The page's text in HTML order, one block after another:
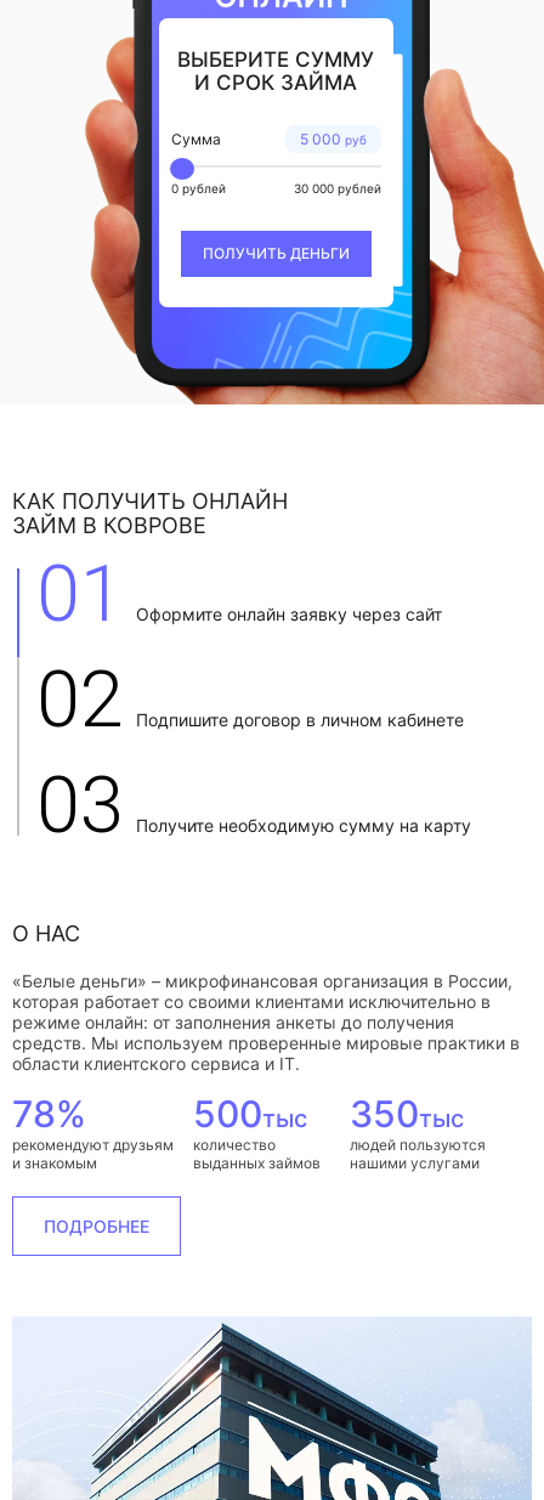
ВЫБЕРИТЕ СУММУ
И СРОК ЗАЙМА
5 000 руб
Сумма
0 рублей 30 000 рублей
ПОЛУЧИТЬ ДЕНЬГИ
КАК ПОЛУЧИТЬ ОНЛАЙН
ЗАЙМ В КОВРОВЕ
01 Оформите онлайн заявку через сайт
02 Подпишите договор в личном кабинете
03 Получите необходимую сумму на карту
О НАС
«Белые деньги» – микрофинансовая организация в России,
которая работает со своими клиентами исключительно в
режиме онлайн: от заполнения анкеты до получения
средств. Мы используем проверенные мировые практики в
области клиентского сервиса и IT.
78%
рекомендуют друзьям
и знакомым
500тыс
количество
выданных займов
350тыс
людей пользуются
нашими услугами
ПОДРОБНЕЕ